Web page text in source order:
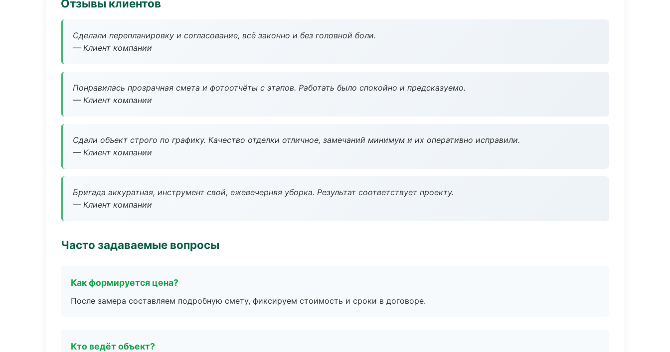
Отзывы клиентов
Сделали перепланировку и согласование, всё законно и без головной боли.
— Клиент компании
Понравилась прозрачная смета и фотоотчёты с этапов. Работать было спокойно и предсказуемо.
— Клиент компании
Сдали объект строго по графику. Качество отделки отличное, замечаний минимум и их оперативно исправили.
— Клиент компании
Бригада аккуратная, инструмент свой, ежевечерняя уборка. Результат соответствует проекту.
— Клиент компании
Часто задаваемые вопросы
Как формируется цена?
После замера составляем подробную смету, фиксируем стоимость и сроки в договоре.
Кто ведёт объект?